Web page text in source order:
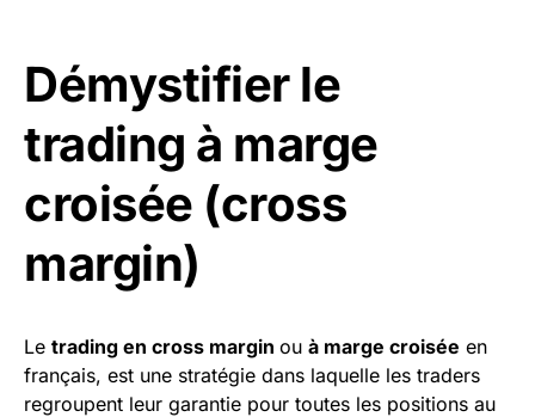
Démystifier le
trading à marge
croisée (cross
margin)
Le trading en cross margin ou à marge croisée en
français, est une stratégie dans laquelle les traders
regroupent leur garantie pour toutes les positions au